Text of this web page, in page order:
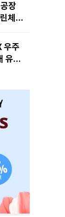
장
체
우주
유일